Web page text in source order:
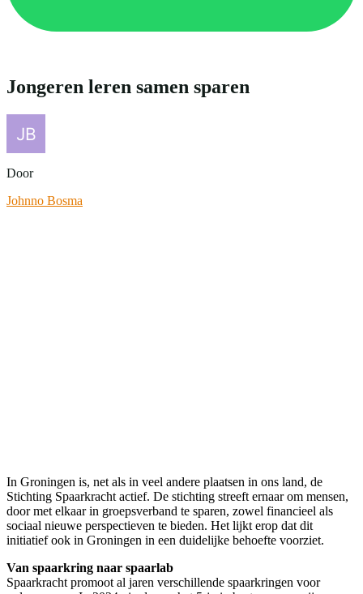
Jongeren leren samen sparen
Door
Johnno Bosma
In Groningen is, net als in veel andere plaatsen in ons land, de
Stichting Spaarkracht actief. De stichting streeft ernaar om mensen,
door met elkaar in groepsverband te sparen, zowel financieel als
sociaal nieuwe perspectieven te bieden. Het lijkt erop dat dit
initiatief ook in Groningen in een duidelijke behoefte voorziet.
Van spaarkring naar spaarlab
Spaarkracht promoot al jaren verschillende spaarkringen voor